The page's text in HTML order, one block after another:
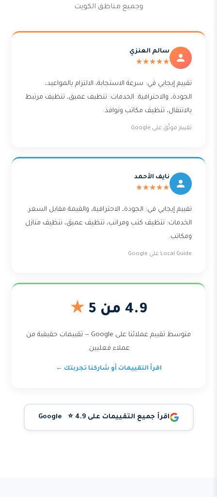
وجميع مناطق الكويت
سالم العنزي
★★★★★
تقييم إيجابي في: سرعة الاستجابة، الالتزام بالمواعيد،
الجودة، والاحترافية. الخدمات: تنظيف عميق، تنظيف مرتبط
بالانتقال، تنظيف مكاتب ونوافذ.
تقييم موثّق على Google
نايف الأحمد
★★★★★
تقييم إيجابي في: الجودة، الاحترافية، والقيمة مقابل السعر.
الخدمات: تنظيف كنب ومراتب، تنظيف عميق، تنظيف منازل
ومكاتب.
Local Guide على Google
4.9 من 5 ★
متوسط تقييم عملائنا على Google — تقييمات حقيقية من
عملاء فعليين.
اقرأ التقييمات أو شاركنا تجربتك ←
اقرأ جميع التقييمات على Google ⭐ 4.9